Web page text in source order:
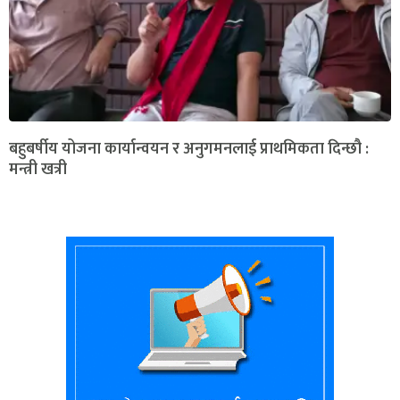
बहुबर्षीय योजना कार्यान्वयन र अनुगमनलाई प्राथमिकता दिन्छौ :
मन्त्री खत्री